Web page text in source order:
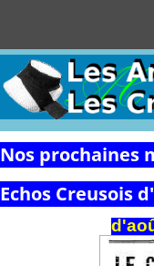
Nos prochaines
Echos Creusois